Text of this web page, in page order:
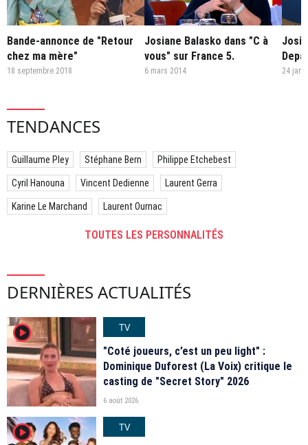
Bande-annonce de "Retour
chez ma mère"
18 septembre 2018
Josiane Balasko dans "C à
vous" sur France 5.
6 mars 2014 24
TENDANCES
Guillaume Pley Stéphane Bern Philippe Etchebest
Cyril Hanouna Vincent Dedienne Laurent Gerra
Karine Le Marchand Laurent Ournac
TOUTES LES PERSONNALITÉS
DERNIÈRES ACTUALITÉS
player2
TV
"Coté joueurs, c’est un peu light" :
Dominique Duforest (La Voix) critique le
casting de "Secret Story" 2026
6 août 2026
player2
TV